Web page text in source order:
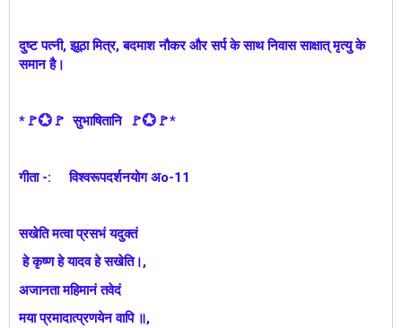
दुष्ट पत्नी, झूठा मित्र, बदमाश नौकर और सर्प के साथ निवास साक्षात् मृत्यु के
समान है।
*🚩💮🚩 सुभाषितानि 🚩💮🚩*
गीता -: विश्वरूपदर्शनयोग अo-11
सखेति मत्वा प्रसभं यदुक्तं
हे कृष्ण हे यादव हे सखेति।,
अजानता महिमानं तवेदं
मया प्रमादात्प्रणयेन वापि ॥,